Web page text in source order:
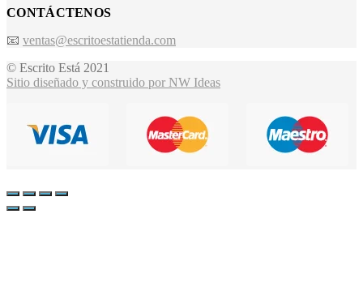
CONTÁCTENOS
📧 ventas@escritoestatienda.com
© Escrito Está 2021
Sitio diseñado y construido por NW Ideas